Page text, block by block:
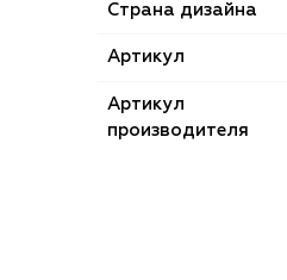
Страна дизайна
Артикул
Артикул
производителя